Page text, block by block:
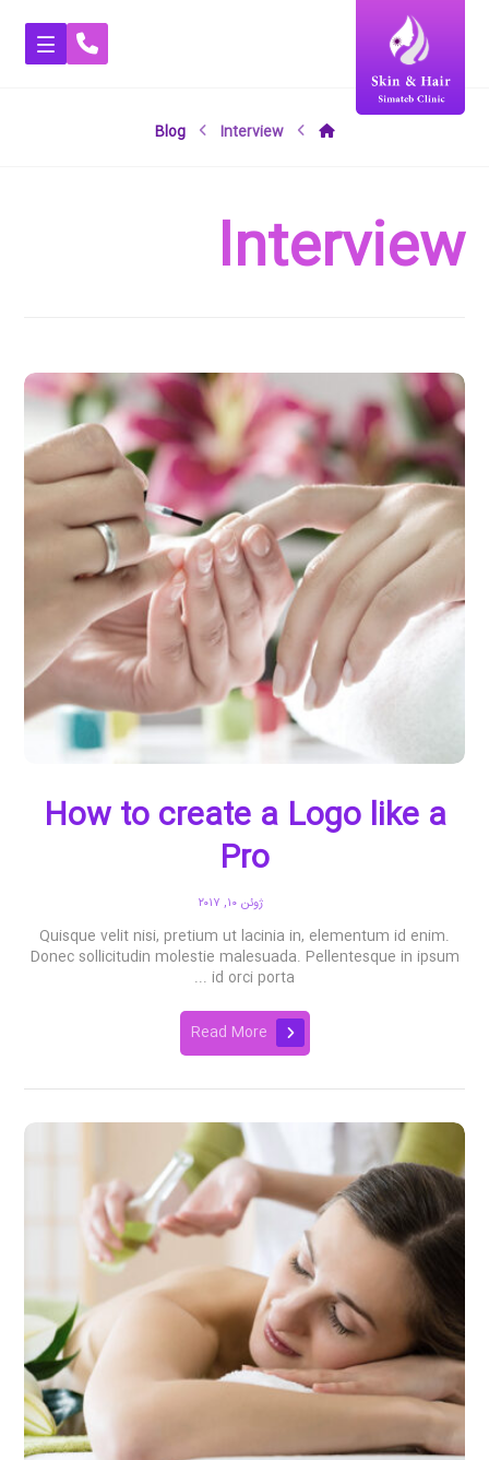
Blog Interview
Interview
How to create a Logo like a
Pro
ژوئن ۱۰, ۲۰۱۷
Quisque velit nisi, pretium ut lacinia in, elementum id enim.
Donec sollicitudin molestie malesuada. Pellentesque in ipsum
id orci porta ...
Read More